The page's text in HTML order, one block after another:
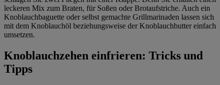
leckeren Mix zum Braten, für Soßen oder Brotaufstriche. Auch ein
Knoblauchbaguette oder selbst gemachte Grillmarinaden lassen sich
mit dem Knoblauchöl beziehungsweise der Knoblauchbutter einfach
umsetzen.
Knoblauchzehen einfrieren: Tricks und
Tipps